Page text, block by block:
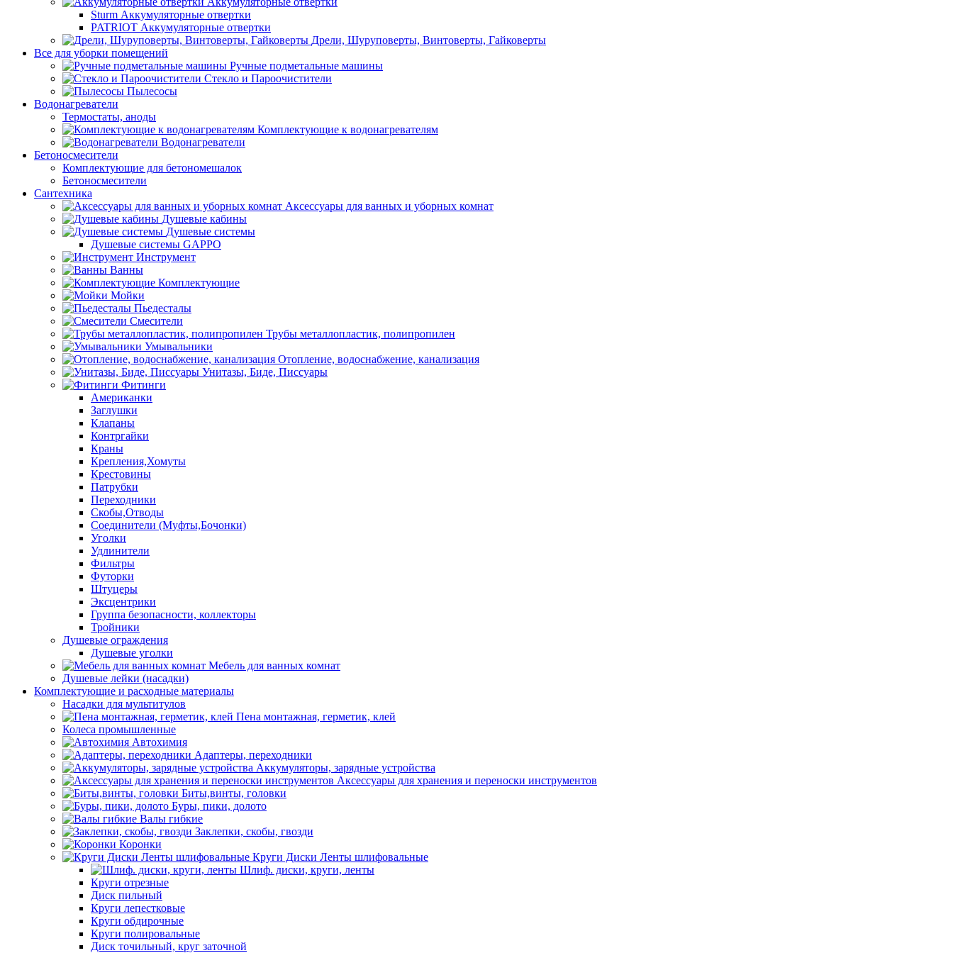
Sturm Аккумуляторные отвертки
PATRIOT Аккумуляторные отвертки
Дрели, Шуруповерты, Винтоверты, Гайковерты
Все для уборки помещений
Ручные подметальные машины
Стекло и Пароочистители
Пылесосы
Водонагреватели
Термостаты, аноды
Комплектующие к водонагревателям
Водонагреватели
Бетоносмесители
Комплектующие для бетономешалок
Бетоносмесители
Сантехника
Аксессуары для ванных и уборных комнат
Душевые кабины
Душевые системы
Душевые системы GAPPO
Инструмент
Ванны
Комплектующие
Мойки
Пьедесталы
Смесители
Трубы металлопластик, полипропилен
Умывальники
Отопление, водоснабжение, канализация
Унитазы, Биде, Писсуары
Фитинги
Американки
Заглушки
Клапаны
Контргайки
Краны
Крепления,Хомуты
Крестовины
Патрубки
Переходники
Скобы,Отводы
Соединители (Муфты,Бочонки)
Уголки
Удлинители
Фильтры
Футорки
Штуцеры
Эксцентрики
Группа безопасности, коллекторы
Тройники
Душевые ограждения
Душевые уголки
Мебель для ванных комнат
Душевые лейки (насадки)
Комплектующие и расходные материалы
Насадки для мультитулов
Пена монтажная, герметик, клей
Колеса промышленные
Автохимия
Адаптеры, переходники
Аккумуляторы, зарядные устройства
Аксессуары для хранения и переноски инструментов
Биты,винты, головки
Буры, пики, долото
Валы гибкие
Заклепки, скобы, гвозди
Коронки
Круги Диски Ленты шлифовальные
Шлиф. диски, круги, ленты
Круги отрезные
Диск пильный
Круги лепестковые
Круги обдирочные
Круги полировальные
Диск точильный, круг заточной